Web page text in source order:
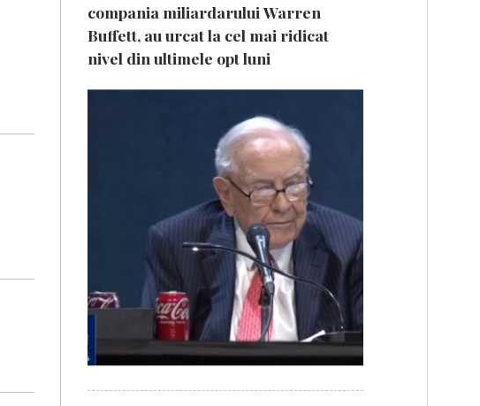
compania miliardarului Warren
Buffett, au urcat la cel mai ridicat
nivel din ultimele opt luni